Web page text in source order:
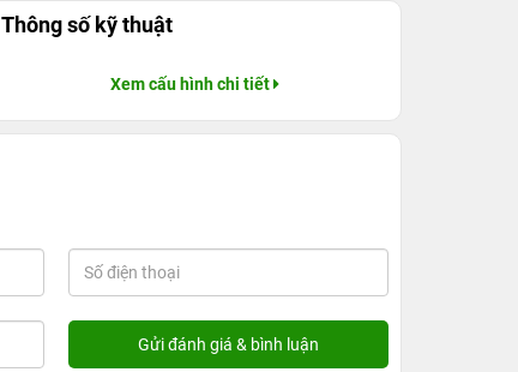
Thông số kỹ thuật
Xem cấu hình chi tiết